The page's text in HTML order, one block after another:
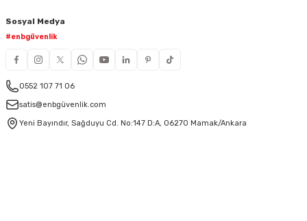
Sosyal Medya
#enbgüvenlik
0552 107 71 06
satis@enbgüvenlik.com
Yeni Bayındır, Sağduyu Cd. No:147 D:A, 06270 Mamak/Ankara